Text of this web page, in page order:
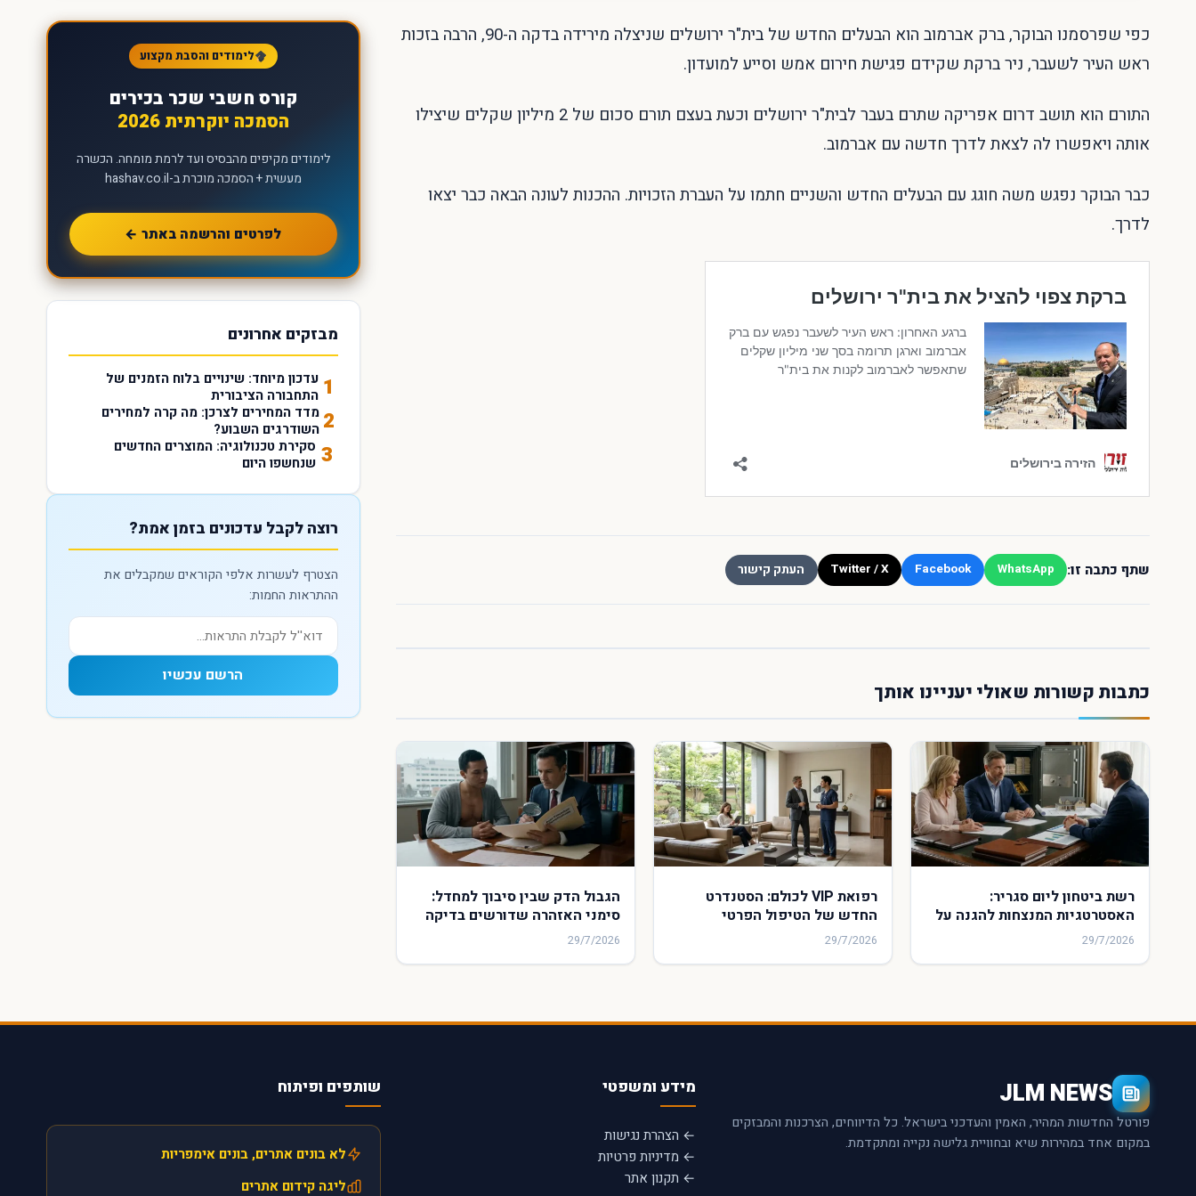
כפי שפרסמנו הבוקר, ברק אברמוב הוא הבעלים החדש של בית"ר ירושלים שניצלה מירידה בדקה ה-90, הרבה בזכות
ראש העיר לשעבר, ניר ברקת שקידם פגישת חירום אמש וסייע למועדון.
התורם הוא תושב דרום אפריקה שתרם בעבר לבית"ר ירושלים וכעת בעצם תורם סכום של 2 מיליון שקלים שיצילו
אותה ויאפשרו לה לצאת לדרך חדשה עם אברמוב.
כבר הבוקר נפגש משה חוגג עם הבעלים החדש והשניים חתמו על העברת הזכויות. ההכנות לעונה הבאה כבר יצאו
לדרך.
שתף כתבה זו: WhatsApp
Facebook
Twitter / X העתק קישור
כתבות קשורות שאולי יעניינו אותך
רשת ביטחון ליום סגריר:
האסטרטגיות המנצחות להגנה על
ההון והעתיד הכלכלי של
29/7/2026
רפואת VIP לכולם: הסטנדרט
החדש של הטיפול הפרטי
שמשאיר את המערכת הציבורית
29/7/2026
הגבול הדק שבין סיבוך למחדל:
סימני האזהרה שדורשים בדיקה
משפטית לאחר הליך לבבי
29/7/2026
לימודים והסבת מקצוע
קורס חשבי שכר בכירים
הסמכה יוקרתית 2026
לימודים מקיפים מהבסיס ועד לרמת מומחה. הכשרה
מעשית + הסמכה מוכרת ב-hashav.co.il
לפרטים והרשמה באתר ←
מבזקים אחרונים
1 עדכון מיוחד: שינויים בלוח הזמנים של
התחבורה הציבורית
2 מדד המחירים לצרכן: מה קרה למחירים
השודרגים השבוע?
3 סקירת טכנולוגיה: המוצרים החדשים
שנחשפו היום
רוצה לקבל עדכונים בזמן אמת?
הצטרף לעשרות אלפי הקוראים שמקבלים את
ההתראות החמות:
הרשם עכשיו
JLM NEWS
פורטל החדשות המהיר, האמין והעדכני בישראל. כל הדיווחים, הצרכנות והמבזקים
במקום אחד במהירות שיא ובחוויית גלישה נקייה ומתקדמת.
מידע ומשפטי
← הצהרת נגישות
← מדיניות פרטיות
← תקנון אתר
שותפים ופיתוח
לא בונים אתרים, בונים אימפריות
ליגה קידום אתרים